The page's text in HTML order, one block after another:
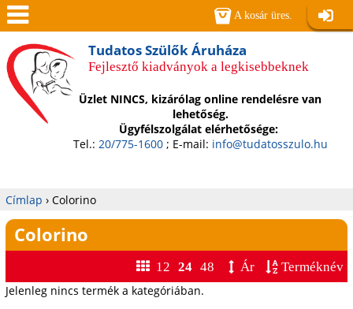
Jump to navigation
Tudatos Szülők Áruháza
Fejlesztő kiadványok a legkisebbeknek
Üzlet NINCS, kizárólag online rendelésre van
lehetőség.
Ügyfélszolgálat elérhetősége:
Tel.: 20/775-1600; E-mail: info@tudatosszulo.hu
Jelenlegi
hely
Címlap › Colorino
Colorino
12 24 48 Ár
Terméknév
Jelenleg nincs termék a kategóriában.
A kosár üres.
Men
ü